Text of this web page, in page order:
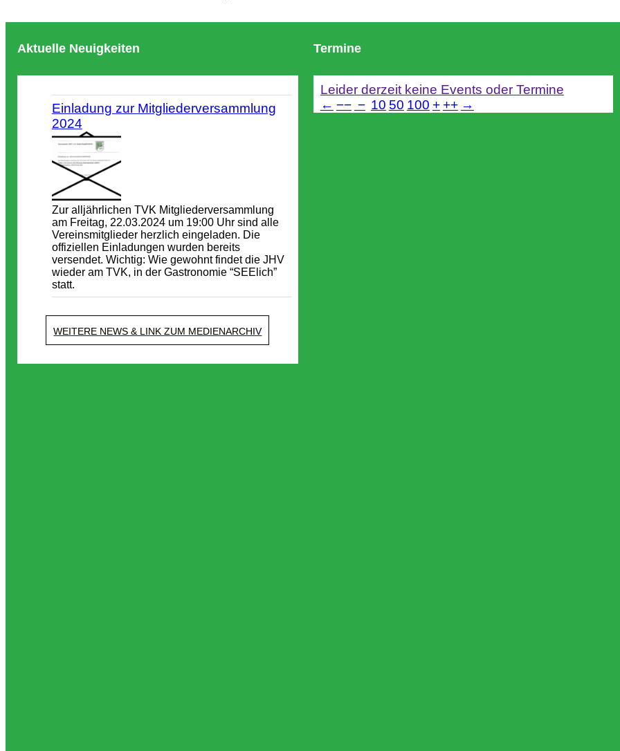
Aktuelle Neuigkeiten
Einladung zur Mitgliederversammlung
2024
Zur alljährlichen TVK Mitgliederversammlung
am Freitag, 22.03.2024 um 19:00 Uhr sind alle
Vereinsmitglieder herzlich eingeladen. Die
offiziellen Einladungen wurden bereits
versendet. Wichtig: Wie gewohnt findet die JHV
wieder am TVK, in der Gastronomie “SEElich”
statt.
WEITERE NEWS & LINK ZUM MEDIENARCHIV
Termine
Leider derzeit keine Events oder Termine
← −− − 10 50 100 + ++ →